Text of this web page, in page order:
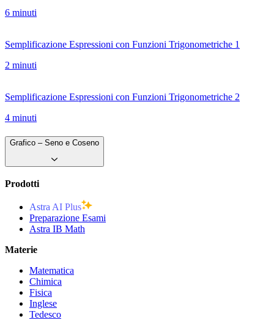
6 minuti
Semplificazione Espressioni con Funzioni Trigonometriche 1
2 minuti
Semplificazione Espressioni con Funzioni Trigonometriche 2
4 minuti
Grafico – Seno e Coseno
Prodotti
Astra AI Plus
Preparazione Esami
Astra IB Math
Materie
Matematica
Chimica
Fisica
Inglese
Tedesco